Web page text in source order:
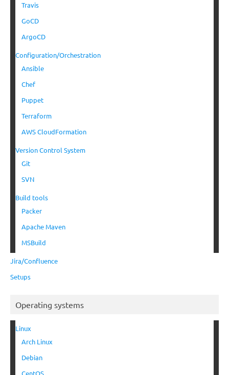
Travis
GoCD
ArgoCD
Configuration/Orchestration
Ansible
Chef
Puppet
Terraform
AWS CloudFormation
Version Control System
Git
SVN
Build tools
Packer
Apache Maven
MSBuild
Jira/Confluence
Setups
Operating systems
Linux
Arch Linux
Debian